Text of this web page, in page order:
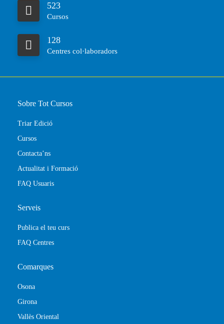
523
Cursos
128
Centres col·laboradors
Sobre Tot Cursos
Triar Edició
Cursos
Contacta’ns
Actualitat i Formació
FAQ Usuaris
Serveis
Publica el teu curs
FAQ Centres
Comarques
Osona
Girona
Vallès Oriental